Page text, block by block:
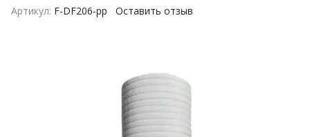
Артикул: F-DF206-pp Оставить отзыв